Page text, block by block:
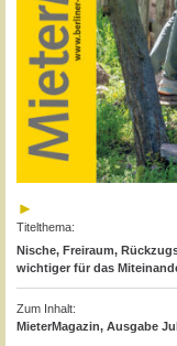
Titelthema:
Nische, Freiraum,
wichtiger für das
Zum Inhalt:
MieterMagazin, Ausgabe